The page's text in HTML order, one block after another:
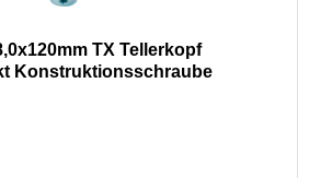
TX Tellerkopf
Konstruktionsschraube